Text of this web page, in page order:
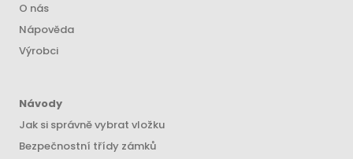
O nás
Nápověda
Výrobci
Návody
Jak si správně vybrat vložku
Bezpečnostní třídy zámků